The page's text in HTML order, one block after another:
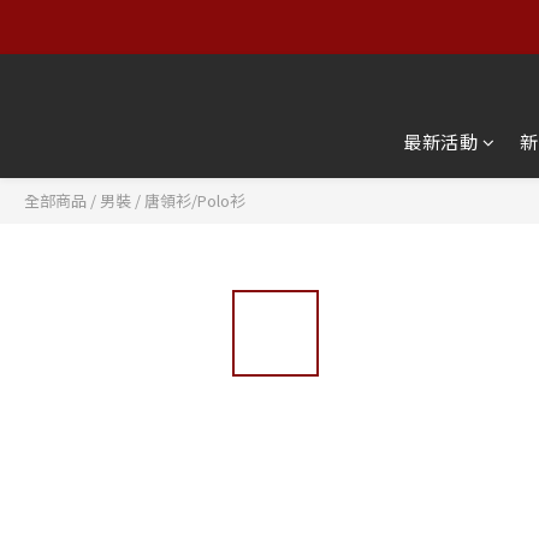
最新活動
全部商品 / 男裝 / 唐領衫/Polo衫